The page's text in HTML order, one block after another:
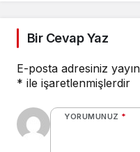
Bir Cevap Yaz
E-posta adresiniz
* ile işaretlenmişlerdir
YORUMUNUZ *